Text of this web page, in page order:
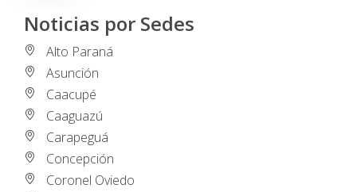
Noticias por Sedes
Alto Paraná
Asunción
Caacupé
Caaguazú
Carapeguá
Concepción
Coronel Oviedo